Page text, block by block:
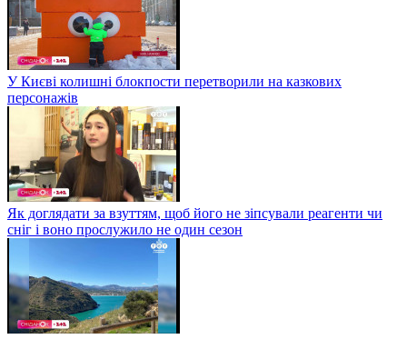
У Києві колишні блокпости перетворили на казкових
персонажів
Як доглядати за взуттям, щоб його не зіпсували реагенти чи
сніг і воно прослужило не один сезон